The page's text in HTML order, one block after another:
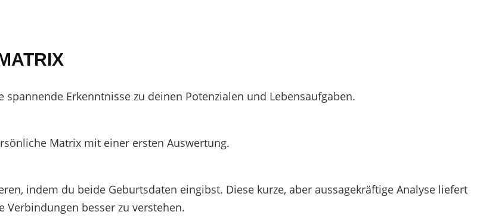
spannende Erkenntnisse zu deinen Potenzialen und Lebensaufgaben.
Matrix mit einer ersten Auswertung.
indem du beide Geburtsdaten eingibst. Diese kurze, aber aussagekräftige Analyse liefert
besser zu verstehen.